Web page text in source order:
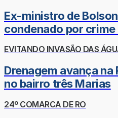
Ex-ministro de
condenado por
EVITANDO INVASÃO DAS
Drenagem avança na
no bairro três Marias
24º COMARCA DE RO